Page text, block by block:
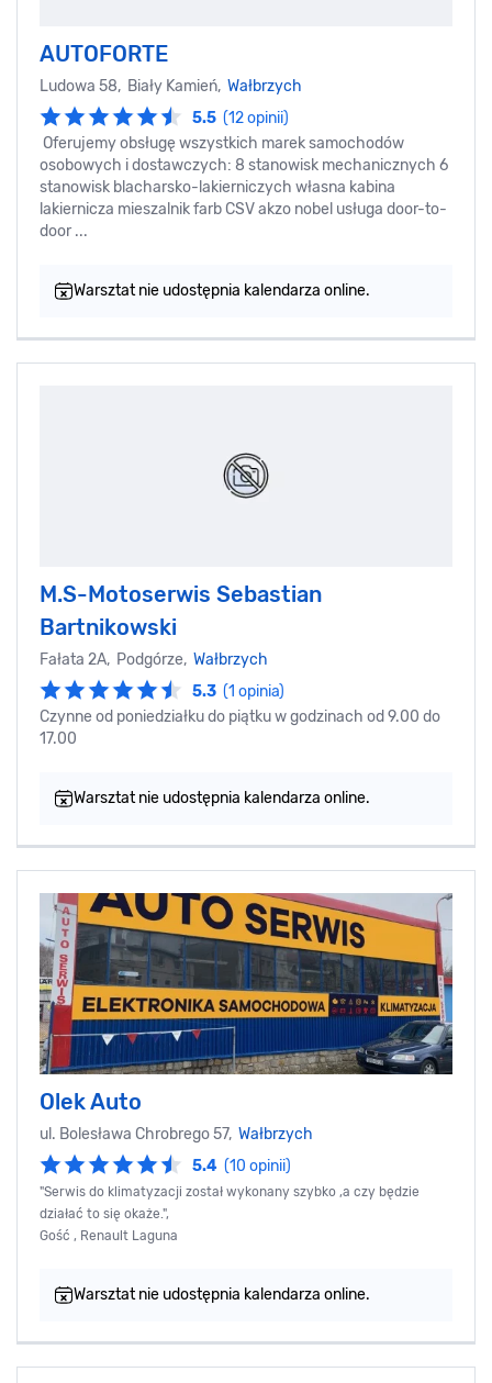
AUTOFORTE
Ludowa 58, Biały Kamień, Wałbrzych
5.5 (12 opinii)
Oferujemy obsługę wszystkich marek samochodów
osobowych i dostawczych: 8 stanowisk mechanicznych 6
stanowisk blacharsko-lakierniczych własna kabina
lakiernicza mieszalnik farb CSV akzo nobel usługa door-to-
door ...
Warsztat nie udostępnia kalendarza online.
M.S-Motoserwis Sebastian
Bartnikowski
Fałata 2A, Podgórze, Wałbrzych
5.3 (1 opinia)
Czynne od poniedziałku do piątku w godzinach od 9.00 do
17.00
Warsztat nie udostępnia kalendarza online.
Olek Auto
ul. Bolesława Chrobrego 57, Wałbrzych
5.4 (10 opinii)
"Serwis do klimatyzacji został wykonany szybko ,a czy będzie
działać to się okaże.",
Gość , Renault Laguna
Warsztat nie udostępnia kalendarza online.